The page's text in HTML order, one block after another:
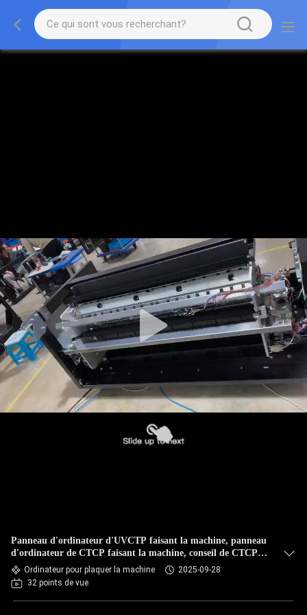
Panneau d'ordinateur d'UVCTP faisant la machine, panneau
d'ordinateur de CTCP faisant la machine, conseil de CTCP
faisant la machine,
Ordinateur pour plaquer la machine
2025-09-28
32 points de vue